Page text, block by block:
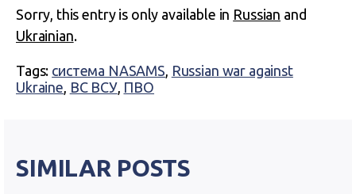
Sorry, this entry is only available in Russian and
Ukrainian.
Tags: система NASAMS, Russian war against
Ukraine, ВС ВСУ, ПВО
SIMILAR POSTS